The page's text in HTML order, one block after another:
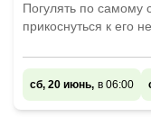
Погулять по самому
прикоснуться к его
сб, 20 июнь, в 06:00